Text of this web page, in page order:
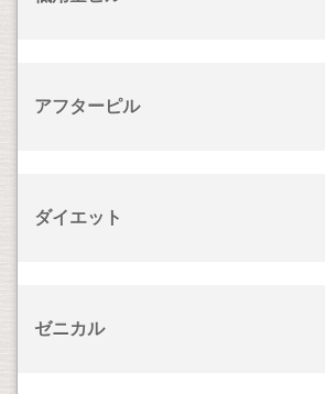
アフターピル
ダイエット
ゼニカル